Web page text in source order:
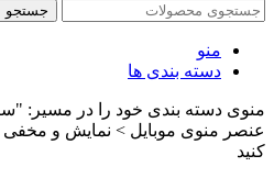
جستجو
منو
دسته بندی ها
منوی دسته بندی خود را در مسیر:
عنصر منوی موبایل > نمایش و مخفی
کنید